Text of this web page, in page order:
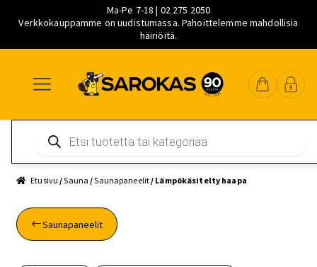
Ma-Pe 7-18 | 02 275 2050
Verkkokauppamme on uudistumassa. Pahoittelemme mahdollisia
häiriöitä.
navigointiin
sisältöön
pääsisältöön
search
Etusivu /Sauna /Saunapaneelit / Lämpökäsitelty haapa
Saunapaneelit